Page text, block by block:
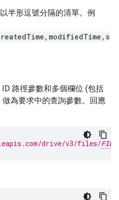
半形逗號分隔的清單。例
路徑參數和多個欄位 (包括
為要求中的查詢參數。回應
drive/v3/files/